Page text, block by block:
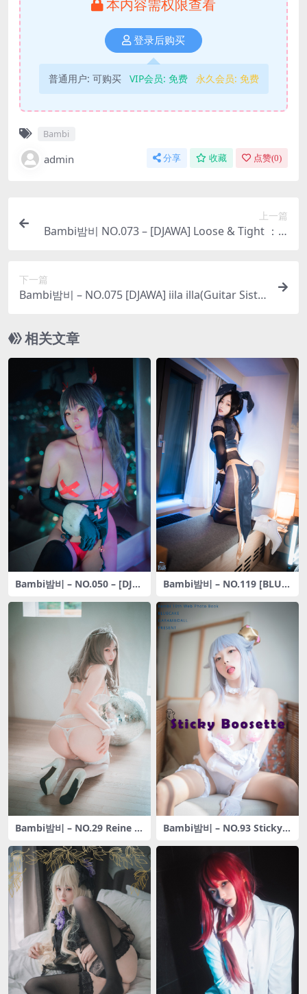
本内容需权限查看
登录后购买
普通用户: 可购买 VIP会员: 免费 永久会员: 免费
Bambi
admin 分享 收藏 点赞(0)
上一篇
Bambi밤비 NO.073 – [DJAWA] Loose & Tight ：Vi
下一篇
Bambi밤비 – NO.075 [DJAWA] iila illa(Guitar Siste
相关文章
Bambi밤비 – NO.050 – [DJA
Bambi밤비 – NO.119 [BLUE
BUNNY[79P-831M]
Bambi밤비 – NO.29 Reine d
B]
Bambi밤비 – NO.93 Sticky B